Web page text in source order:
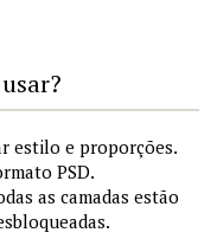
estilo e proporções.
PSD.
as camadas estão